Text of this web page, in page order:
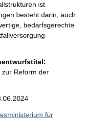
ist
besteht darin, auch
bedarfsgerechte
zur Reform der
für